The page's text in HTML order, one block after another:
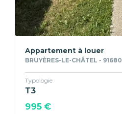
Appartement à louer
BRUYÈRES-LE-CHÂTEL - 91680
Typologie
T3
995 €